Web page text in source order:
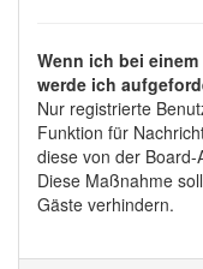
Wenn ich bei
werde ich
Nur registrierte
Funktion für
diese von der
Diese Maßnahme
Gäste verhindern.